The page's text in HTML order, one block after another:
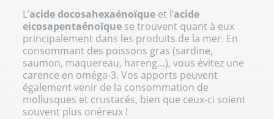
L’acide docosahexaénoïque et l’acide
eicosapentaénoïque se trouvent quant à eux
principalement dans les produits de la mer. En
consommant des poissons gras (sardine,
saumon, maquereau, hareng…), vous évitez une
carence en oméga-3. Vos apports peuvent
également venir de la consommation de
mollusques et crustacés, bien que ceux-ci soient
souvent plus onéreux !